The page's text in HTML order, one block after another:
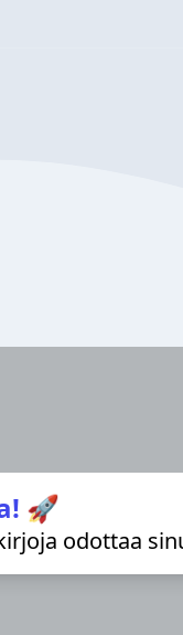
🚀
odottaa